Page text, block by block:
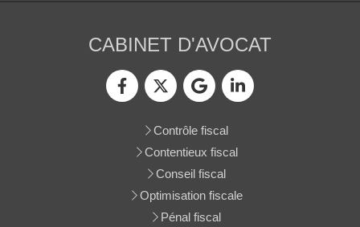
CABINET D'AVOCAT
Contrôle fiscal
Contentieux fiscal
Conseil fiscal
Optimisation fiscale
Pénal fiscal